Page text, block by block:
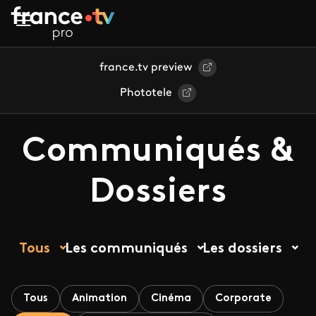
Aller au contenu principal
france.tv preview
Phototele
Communiqués &
Dossiers
Tous Les communiqués Les dossiers
Tous Animation Cinéma Corporate